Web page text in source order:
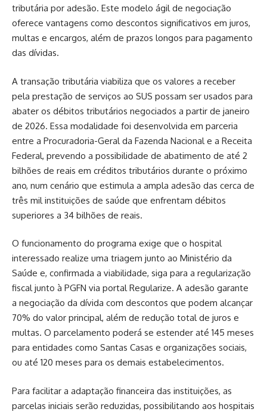
tributária por adesão. Este modelo ágil de negociação
oferece vantagens como descontos significativos em juros,
multas e encargos, além de prazos longos para pagamento
das dívidas.
A transação tributária viabiliza que os valores a receber
pela prestação de serviços ao SUS possam ser usados para
abater os débitos tributários negociados a partir de janeiro
de 2026. Essa modalidade foi desenvolvida em parceria
entre a Procuradoria-Geral da Fazenda Nacional e a Receita
Federal, prevendo a possibilidade de abatimento de até 2
bilhões de reais em créditos tributários durante o próximo
ano, num cenário que estimula a ampla adesão das cerca de
três mil instituições de saúde que enfrentam débitos
superiores a 34 bilhões de reais.
O funcionamento do programa exige que o hospital
interessado realize uma triagem junto ao Ministério da
Saúde e, confirmada a viabilidade, siga para a regularização
fiscal junto à PGFN via portal Regularize. A adesão garante
a negociação da dívida com descontos que podem alcançar
70% do valor principal, além de redução total de juros e
multas. O parcelamento poderá se estender até 145 meses
para entidades como Santas Casas e organizações sociais,
ou até 120 meses para os demais estabelecimentos.
Para facilitar a adaptação financeira das instituições, as
parcelas iniciais serão reduzidas, possibilitando aos hospitais